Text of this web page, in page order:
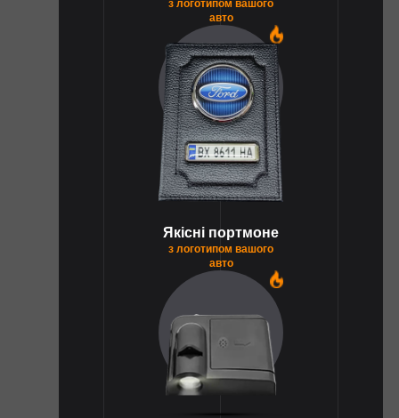
з логотипом вашого
авто
Якісні портмоне
з логотипом вашого
авто